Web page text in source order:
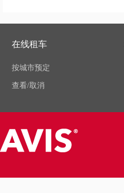
在线租车
按城市预定
查看/取消